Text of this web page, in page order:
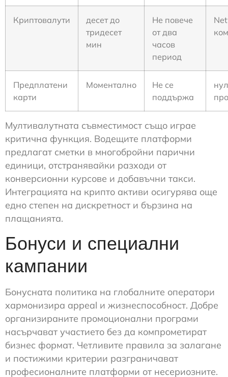
Криптовалути
десет до
тридесет
мин
Не повече
от два
часов
период
Предплатени
карти
Моментално
Не се
поддържа
Мултивалутната съвместимост също играе
критична функция. Водещите платформи
предлагат сметки в многобройни парични
единици, отстранявайки разходи от
конверсионни курсове и добавъчни такси.
Интеграцията на крипто активи осигурява още
едно степен на дискретност и бързина на
плащанията.
Бонуси и специални
кампании
Бонусната политика на глобалните оператори
хармонизира appeal и жизнеспособност. Добре
организираните промоционални програми
насърчават участието без да компрометират
бизнес формат. Четливите правила за залагане
и постижими критерии разграничават
професионалните платформи от несериозните.